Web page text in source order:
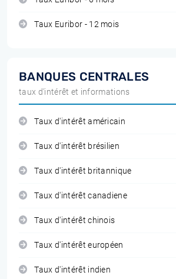
Taux Euribor - 12 mois
BANQUES CENTRALES
taux d'intérêt et informations
Taux d'intérêt américain
Taux d'intérêt brésilien
Taux d'intérêt britannique
Taux d'intérêt canadiene
Taux d'intérêt chinois
Taux d'intérêt européen
Taux d'intérêt indien